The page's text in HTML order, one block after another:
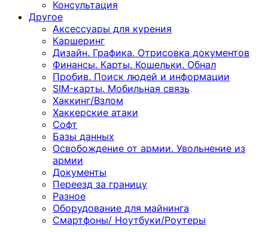
Консультация
Другoе
Аксессуары для курения
Каршеринг
Дизайн. Графика. Отрисовка документов
Финансы. Карты. Кошельки. Обнал
Пробив. Поиск людей и информации
SIM-карты. Мобильная связь
Хаккинг/Взлом
Хаккерские атаки
Софт
Базы данных
Освобождение от армии. Увольнение из
армии
Документы
Переезд за границу
Разное
Оборудование для майнинга
Смартфоны/ Ноутбуки/Роутеры